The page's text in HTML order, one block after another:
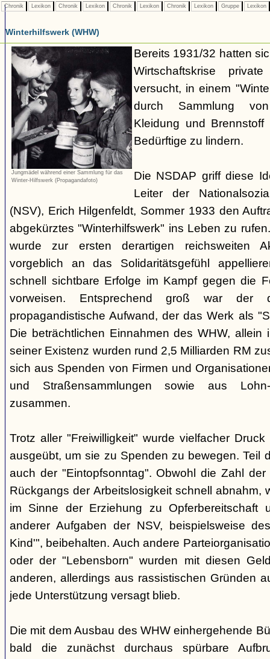
Chronik Lexikon Chronik Lexikon Chronik Lexikon Chronik Lexikon Gruppe Lexikon
Winterhilfswerk (WHW)
Jungmädel während einer Sammlung für das
Winter-Hilfswerk (Propagandafoto)
Bereits 1931/32 hatten
Wirtschaftskrise
versucht, in einem
durch Sammlung
Kleidung und
Bedürftige zu lindern.
Die NSDAP griff diese
Leiter der
(NSV), Erich Hilgenfeldt, Sommer 1933 den
abgekürztes "Winterhilfswerk" ins Leben zu
wurde zur ersten derartigen reichsweiten
vorgeblich an das Solidaritätsgefühl
schnell sichtbare Erfolge im Kampf gegen die
vorweisen. Entsprechend groß war der
propagandistische Aufwand, der das Werk als
Die beträchtlichen Einnahmen des WHW,
seiner Existenz wurden rund 2,5 Milliarden RM
sich aus Spenden von Firmen und
und Straßensammlungen sowie aus
zusammen.
Trotz aller "Freiwilligkeit" wurde vielfacher
ausgeübt, um sie zu Spenden zu bewegen. Teil
auch der "Eintopfsonntag". Obwohl die Zahl
Rückgangs der Arbeitslosigkeit schnell abnahm,
im Sinne der Erziehung zu Opferbereitschaft
anderer Aufgaben der NSV, beispielsweise
Kind'", beibehalten. Auch andere
oder der "Lebensborn" wurden mit diesen
anderen, allerdings aus rassistischen Gründen
jede Unterstützung versagt blieb.
Die mit dem Ausbau des WHW einhergehende
bald die zunächst durchaus spürbare